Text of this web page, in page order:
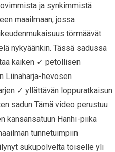
ja synkimmistä
maailmaan, jossa
törmäävät
nykyäänkin. Tässä sadussa
kaiken ✓ petollisen
Liinaharja-hevosen
✓ yllättävän loppuratkaisun
sadun Tämä video perustuu
kansansatuun Hanhi-piika
tunnetuimpiin
sukupolvelta toiselle yli